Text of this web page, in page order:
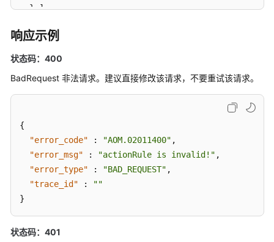
录
用
指
南
域）
用
  } ],
"action_rule"
}
响应示例
状态码：400
BadRequest 非法请求。建议直接修改该请求，不要重试该请求。
{
"error_code"
: "AOM.02011400" ,
"error_msg"
: "actionRule is invalid!" ,
"error_type"
: "BAD_REQUEST" ,
"trace_id"
:
""
}
状态码：401